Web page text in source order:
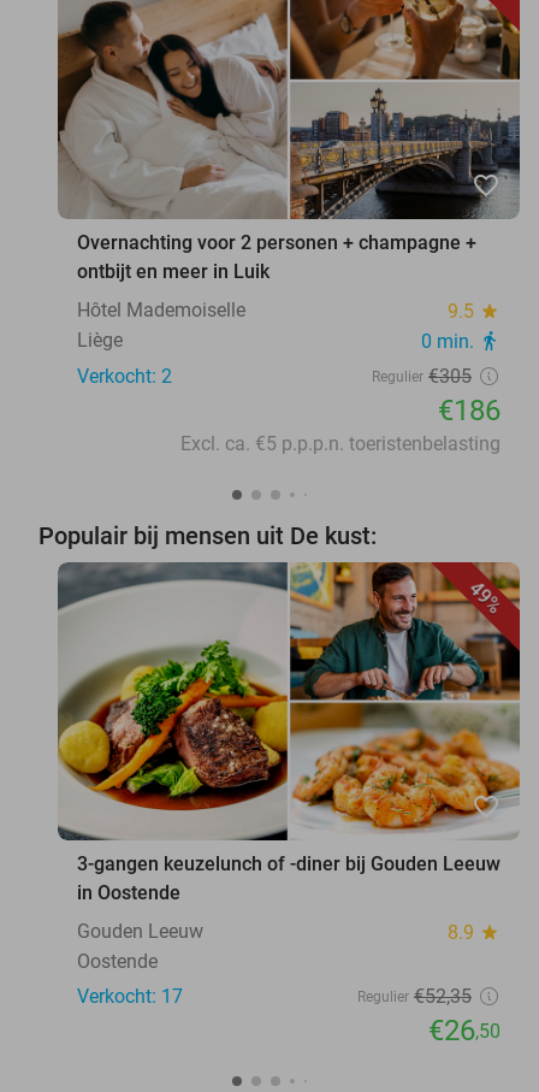
favorite_border
Overnachting voor 2 personen + champagne +
ontbijt en meer in Luik
Hôtel Mademoiselle
9.5 star
Liège 0 min. directions_walk
Verkocht: 2 Regulier €305
€186
Excl. ca. €5 p.p.p.n. toeristenbelasting
Populair bij mensen uit De kust:
49%
favorite_border
3-gangen keuzelunch of -diner bij Gouden Leeuw
in Oostende
Gouden Leeuw
8.9 star
Oostende
Verkocht: 17
Regulier €52,35
€26,50